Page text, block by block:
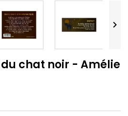

chat noir - Amélie